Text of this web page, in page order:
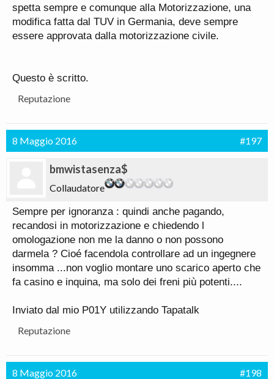
spetta sempre e comunque alla Motorizzazione, una
modifica fatta dal TUV in Germania, deve sempre
essere approvata dalla motorizzazione civile.
Questo è scritto.
Reputazione
8 Maggio 2016 #197
bmwistasenza$
Collaudatore
Sempre per ignoranza : quindi anche pagando,
recandosi in motorizzazione e chiedendo l
omologazione non me la danno o non possono
darmela ? Cioé facendola controllare ad un ingegnere
insomma ...non voglio montare uno scarico aperto che
fa casino e inquina, ma solo dei freni più potenti....
Inviato dal mio P01Y utilizzando Tapatalk
Reputazione
8 Maggio 2016 #198